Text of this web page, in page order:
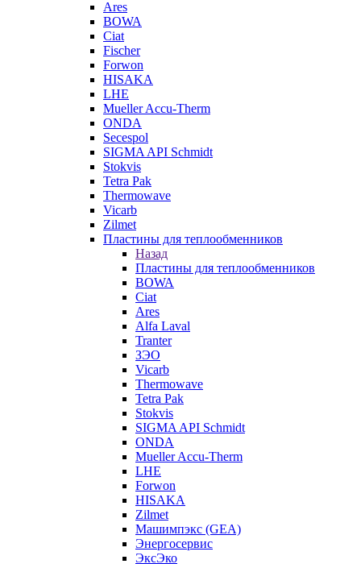
Ares
BOWA
Ciat
Fischer
Forwon
HISAKA
LHE
Mueller Accu-Therm
ONDA
Secespol
SIGMA API Schmidt
Stokvis
Tetra Pak
Thermowave
Vicarb
Zilmet
Пластины для теплообменников
Назад
Пластины для теплообменников
BOWA
Ciat
Ares
Alfa Laval
Tranter
ЗЭО
Vicarb
Thermowave
Tetra Pak
Stokvis
SIGMA API Schmidt
ONDA
Mueller Accu-Therm
LHE
Forwon
HISAKA
Zilmet
Машимпэкс (GEA)
Энергосервис
ЭксЭко